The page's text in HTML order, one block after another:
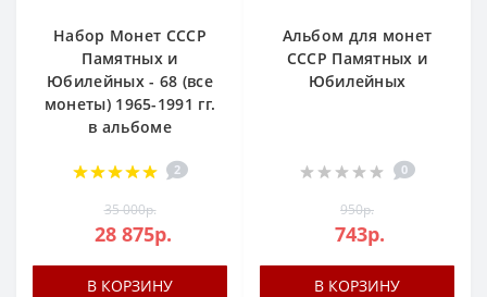
Набор Монет СССР
Памятных и
Юбилейных - 68 (все
монеты) 1965-1991 гг.
в альбоме
2
35 000р.
28 875р.
В КОРЗИНУ
Альбом для монет
СССР Памятных и
Юбилейных
0
950р.
743р.
В КОРЗИНУ